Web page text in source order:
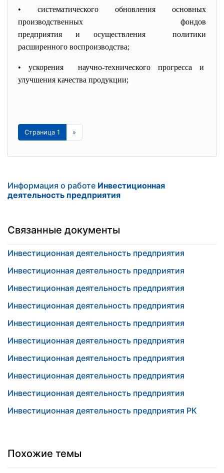
• систематического обновления основных
производственных фондов
предприятия и осуществления политики
расширенного воспроизводства;
• ускорения научно-технического прогресса и
улучшения качества продукции;
Страница 1 »
Информация о работе Инвестиционная
деятельность предприятия
Связанные документы
Инвестиционная деятельность предприятия
Инвестиционная деятельность предприятия
Инвестиционная деятельность предприятия
Инвестиционная деятельность предприятия
Инвестиционная деятельность предприятия
Инвестиционная деятельность предприятия
Инвестиционная деятельность предприятия
Инвестиционная деятельность предприятия
Инвестиционная деятельность предприятия
Инвестиционная деятельность предприятия РК
Похожие темы